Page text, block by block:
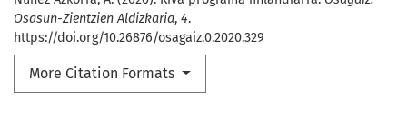
Osasun-Zientzien Aldizkaria, 4.
https://doi.org/10.26876/osagaiz.0.2020.329
More Citation Formats